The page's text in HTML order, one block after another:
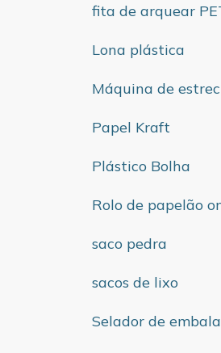
fita de arquear
Lona plástica
Máquina de
Papel Kraft
Plástico Bolha
Rolo de papelão
saco pedra
sacos de lixo
Selador de